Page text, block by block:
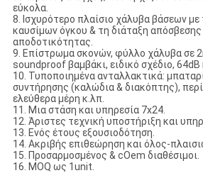
εύκολα.
8. Ισχυρότερο πλαίσιο χάλυβα βάσεων με
καυσίμων όγκου & τη διάταξη
αποδοτικότητας.
9. Επίστρωμα σκονών, φύλλο χάλυβα σε
soundproof βαμβάκι, ειδικό σχέδιο, 64dB
10. Τυποποιημένα ανταλλακτικά:
συντήρησης (καλώδια & διακόπτης),
ελεύθερα μέρη κ.λπ.
11. Μια στάση και υπηρεσία 7x24.
12. Άριστες τεχνική υποστήριξη και
13. Ενός έτους εξουσιοδότηση.
14. Ακριβής επιθεώρηση και όλος-
15. Προσαρμοσμένος & cOem διαθέσιμοι.
16. MOQ ως 1unit.